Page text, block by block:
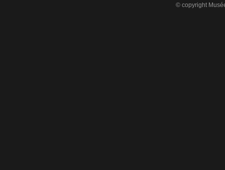
© copyright